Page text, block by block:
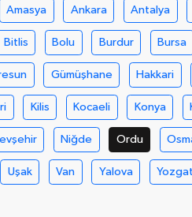
Amasya Ankara Antalya
Bitlis Bolu Burdur Bursa
Gümüşhane Hakkari
Kilis Kocaeli Konya
Niğde Ordu
Uşak Van Yalova Yozgat